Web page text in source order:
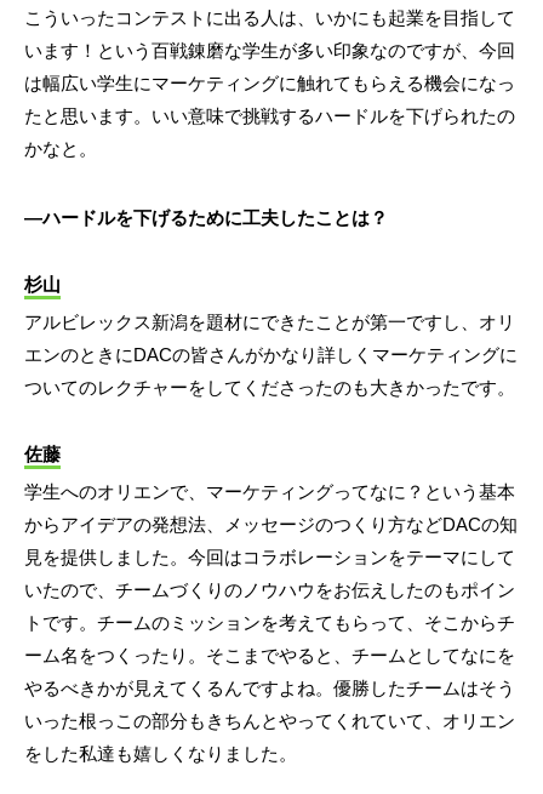
こういったコンテストに出る人は、いかにも起業を目指して
います！という百戦錬磨な学生が多い印象なのですが、今回
は幅広い学生にマーケティングに触れてもらえる機会になっ
たと思います。いい意味で挑戦するハードルを下げられたの
かなと。
―ハードルを下げるために工夫したことは？
杉山
アルビレックス新潟を題材にできたことが第一ですし、オリ
エンのときにDACの皆さんがかなり詳しくマーケティングに
ついてのレクチャーをしてくださったのも大きかったです。
佐藤
学生へのオリエンで、マーケティングってなに？という基本
からアイデアの発想法、メッセージのつくり方などDACの知
見を提供しました。今回はコラボレーションをテーマにして
いたので、チームづくりのノウハウをお伝えしたのもポイン
トです。チームのミッションを考えてもらって、そこからチ
ーム名をつくったり。そこまでやると、チームとしてなにを
やるべきかが見えてくるんですよね。優勝したチームはそう
いった根っこの部分もきちんとやってくれていて、オリエン
をした私達も嬉しくなりました。